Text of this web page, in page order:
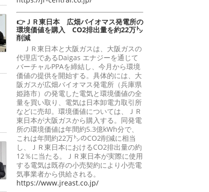
👉ＪＲ東日本 広畑バイオマス発電所の
環境価値を購入 CO2排出量を約22万㌧
削減
ＪＲ東日本と大阪ガスは、大阪ガスの
代理店であるDaigas エナジーを通じて
バーチャルPPAを締結し、今月から環境
価値の提供を開始する。具体的には、大
阪ガスが広畑バイオマス発電所（兵庫県
姫路市）の発電した電気と環境価値の全
量を買い取り、電気は日本卸電力取引所
などに売却。環境価値については、ＪＲ
東日本が大阪ガスから購入する。同発電
所の環境価値は年間約5.3億kWh分で、
これは年間約22万㌧のCO2削減に相当
し、ＪＲ東日本におけるCO2排出量の約
12％に当たる。ＪＲ東日本が実際に使用
する電気は既存の小売契約により小売電
気事業者から供給される。
https://www.jreast.co.jp/